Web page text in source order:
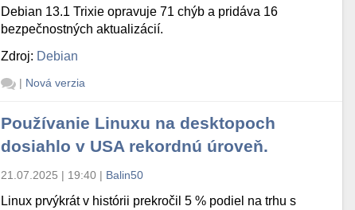
Debian 13.1 Trixie opravuje 71 chýb a pridáva 16
bezpečnostných aktualizácií.
Zdroj: Debian
| Nová verzia
Používanie Linuxu na desktopoch
dosiahlo v USA rekordnú úroveň.
21.07.2025 | 19:40 | Balin50
Linux prvýkrát v histórii prekročil 5 % podiel na trhu s